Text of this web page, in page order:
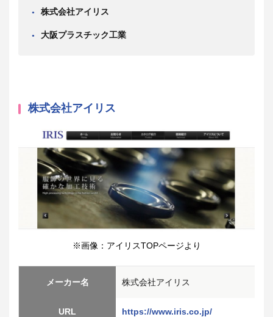
株式会社アイリス
大阪プラスチック工業
株式会社アイリス
※画像：アイリスTOPページより
メーカー名 株式会社アイリス
URL https://www.iris.co.jp/